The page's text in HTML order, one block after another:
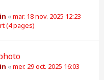
«mar. 18 nov. 2025 12:23
(4 pages)
«mer. 29 oct. 2025 16:03